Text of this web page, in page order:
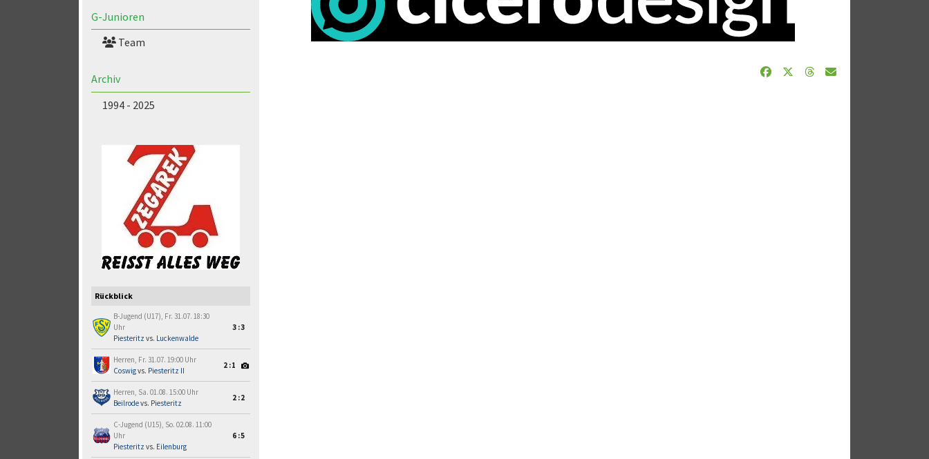
G-Junioren
Team
Archiv
1994 - 2025
Rückblick
B-Jugend (U17), Fr. 31.07. 18:30
Uhr
Piesteritz vs. Luckenwalde
3:3
Herren, Fr. 31.07. 19:00 Uhr
Coswigvs. Piesteritz II
2:1
Herren, Sa. 01.08. 15:00 Uhr
Beilrodevs. Piesteritz
2:2
C-Jugend (U15), So. 02.08. 11:00
Uhr
Piesteritz vs. Eilenburg
6:5